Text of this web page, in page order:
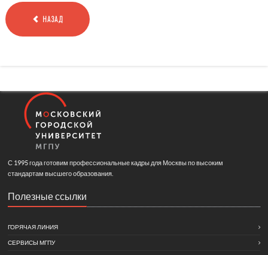
НАЗАД
С 1995 года готовим профессиональные кадры для Москвы по высоким
стандартам высшего образования.
Полезные ссылки
ГОРЯЧАЯ ЛИНИЯ
СЕРВИСЫ МГПУ